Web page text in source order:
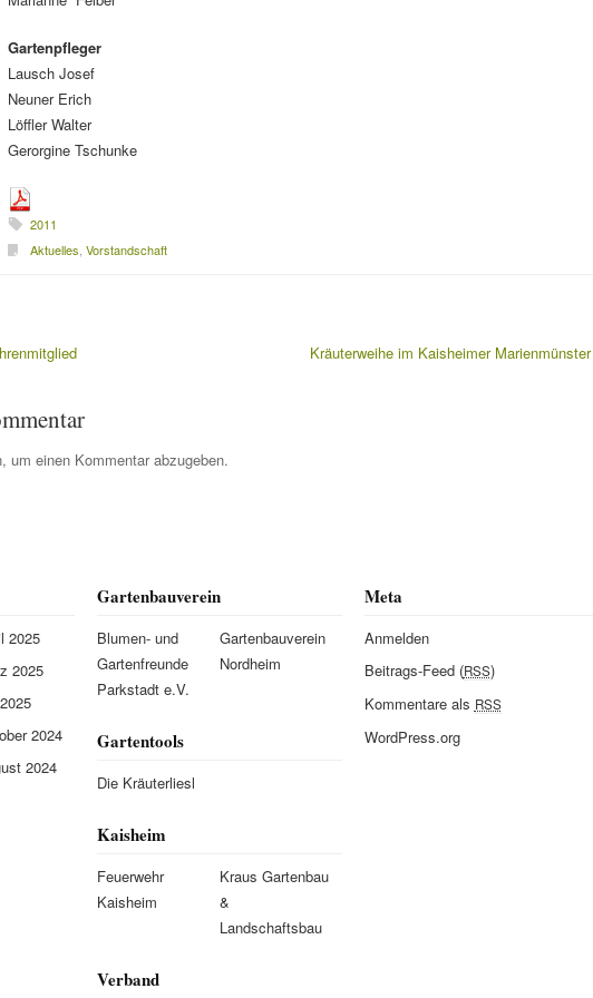
Gartenpfleger
Lausch Josef
Neuner Erich
Löffler Walter
Gerorgine Tschunke
2011
Aktuelles ,Vorstandschaft
Kräuterweihe im Kaisheimer Marienmünster
um einen Kommentar abzugeben.
2025
2025
2024
2024
Gartenbauverein
Blumen- und
Gartenfreunde
Parkstadt e.V.
Gartenbauverein
Nordheim
Gartentools
Die Kräuterliesl
Kaisheim
Feuerwehr
Kaisheim
Kraus Gartenbau
&
Landschaftsbau
Verband
Meta
Anmelden
Beitrags-Feed (RSS)
Kommentare als RSS
WordPress.org